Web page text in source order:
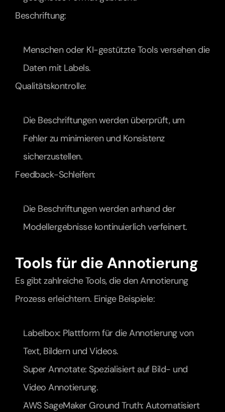
Beschriftung:
Menschen oder KI-gestützte Tools versehen die
Daten mit Labels.
Qualitätskontrolle:
Die Beschriftungen werden überprüft, um
Fehler zu minimieren und Konsistenz
sicherzustellen.
Feedback-Schleifen:
Die Beschriftungen werden anhand der
Modellergebnisse kontinuierlich verfeinert.
Tools für die Annotierung
Es gibt zahlreiche Tools, die den Annotierung
Prozess erleichtern. Einige Beispiele:
Labelbox: Plattform für die Annotierung von
Text, Bildern und Videos.
Super Annotate: Spezialisiert auf Bild- und
Video Annotierung.
AWS SageMaker Ground Truth: Automatisiert